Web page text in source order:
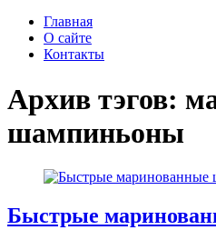
Главная
О сайте
Контакты
Архив тэгов:
шампиньоны
Быстрые